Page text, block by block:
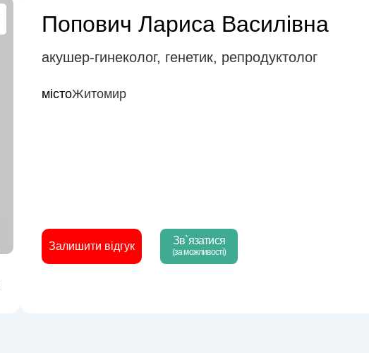
Попович Лариса Василівна
акушер-гинеколог, генетик, репродуктолог
містоЖитомир
Залишити відгук Зв`язатися
(за можливості)